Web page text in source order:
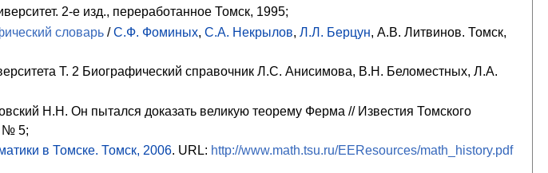
2-е изд., переработанное Томск, 1995;
словарь/С.Ф. Фоминых, С.А. Некрылов, Л.Л. Берцун, А.В. Литвинов. Томск,
Т. 2 Биографический справочник Л.С. Анисимова, В.Н. Беломестных, Л.А.
Н.Н. Он пытался доказать великую теорему Ферма // Известия Томского
№ 5;
в Томске. Томск, 2006. URL: http://www.math.tsu.ru/EEResources/math_history.pdf